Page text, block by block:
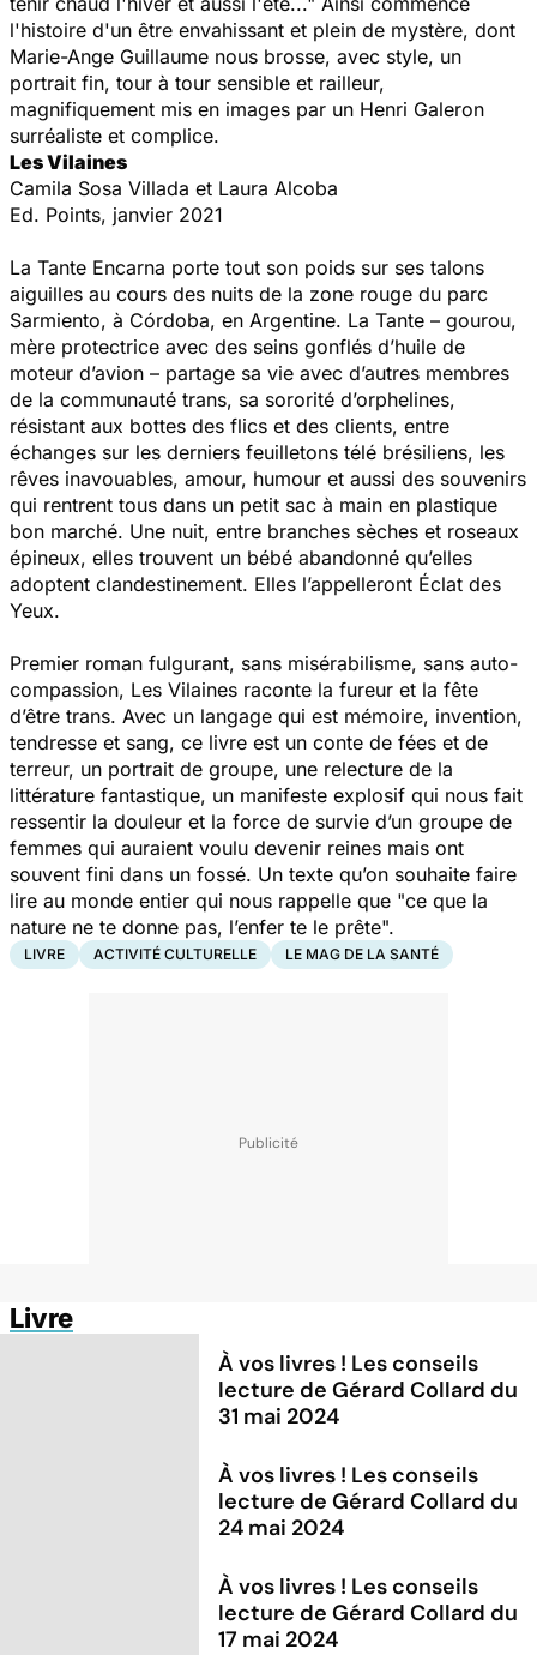
l'histoire d'un être envahissant et plein de mystère, dont
Marie-Ange Guillaume nous brosse, avec style, un
portrait fin, tour à tour sensible et railleur,
magnifiquement mis en images par un Henri Galeron
surréaliste et complice.
Les Vilaines
Camila Sosa Villada et Laura Alcoba
Ed. Points, janvier 2021
La Tante Encarna porte tout son poids sur ses talons
aiguilles au cours des nuits de la zone rouge du parc
Sarmiento, à Córdoba, en Argentine. La Tante – gourou,
mère protectrice avec des seins gonflés d’huile de
moteur d’avion – partage sa vie avec d’autres membres
de la communauté trans, sa sororité d’orphelines,
résistant aux bottes des flics et des clients, entre
échanges sur les derniers feuilletons télé brésiliens, les
rêves inavouables, amour, humour et aussi des souvenirs
qui rentrent tous dans un petit sac à main en plastique
bon marché. Une nuit, entre branches sèches et roseaux
épineux, elles trouvent un bébé abandonné qu’elles
adoptent clandestinement. Elles l’appelleront Éclat des
Yeux.
Premier roman fulgurant, sans misérabilisme, sans auto-
compassion, Les Vilaines raconte la fureur et la fête
d’être trans. Avec un langage qui est mémoire, invention,
tendresse et sang, ce livre est un conte de fées et de
terreur, un portrait de groupe, une relecture de la
littérature fantastique, un manifeste explosif qui nous fait
ressentir la douleur et la force de survie d’un groupe de
femmes qui auraient voulu devenir reines mais ont
souvent fini dans un fossé. Un texte qu’on souhaite faire
lire au monde entier qui nous rappelle que "ce que la
nature ne te donne pas, l’enfer te le prête".
LIVRE ACTIVITÉ CULTURELLE LE MAG DE LA SANTÉ
Livre
À vos livres ! Les conseils
lecture de Gérard Collard du
31 mai 2024
À vos livres ! Les conseils
lecture de Gérard Collard du
24 mai 2024
À vos livres ! Les conseils
lecture de Gérard Collard du
17 mai 2024